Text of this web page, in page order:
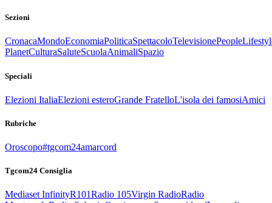
Sezioni
CronacaMondoEconomiaPoliticaSpettacoloTelevisionePeople
PlanetCulturaSaluteScuolaAnimaliSpazio
Speciali
Elezioni ItaliaElezioni esteroGrande FratelloL'isola dei famosiAmici
Rubriche
Oroscopo#tgcom24amarcord
Tgcom24 Consiglia
Mediaset InfinityR101Radio 105Virgin RadioRadio